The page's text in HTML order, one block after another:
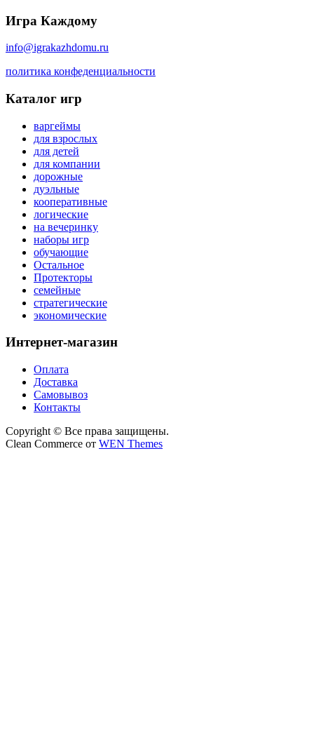
Игра Каждому
info@igrakazhdomu.ru
политика конфеденциальности
Каталог игр
варгеймы
для взрослых
для детей
для компании
дорожные
дуэльные
кооперативные
логические
на вечеринку
наборы игр
обучающие
Остальное
Протекторы
семейные
стратегические
экономические
Интернет-магазин
Оплата
Доставка
Самовывоз
Контакты
Copyright © Все права защищены.
Clean Commerce от WEN Themes